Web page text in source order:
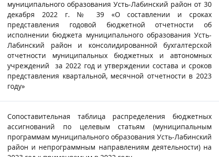
муниципального образования Усть-Лабинский район от 30
декабря 2022 г. № 39 «О составлении и сроках
представления годовой бюджетной отчетности об
исполнении бюджета муниципального образования Усть-
Лабинский район и консолидированной бухгалтерской
отчетности муниципальных бюджетных и автономных
учреждений за 2022 год и утверждении состава и сроков
представления квартальной, месячной отчетности в 2023
году»
Сопоставительная таблица распределения бюджетных
ассигнований по целевым статьям (муниципальным
программам муниципального образования Усть-Лабинский
район и непрограммным направлениям деятельности) на